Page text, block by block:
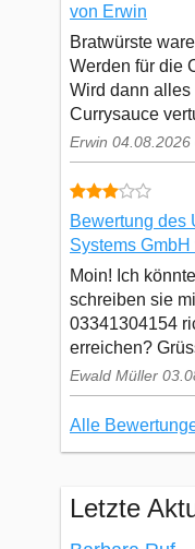
von Erwin
Bratwürste
Werden für die
Wird dann
Currysauce
Erwin 04.08.2026
Bewertung des
Systems
Moin! Ich
schreiben sie
03341304154
erreichen?
Ewald Müller
Alle
Letzte